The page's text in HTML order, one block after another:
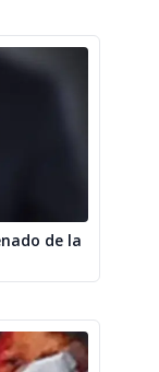
de la